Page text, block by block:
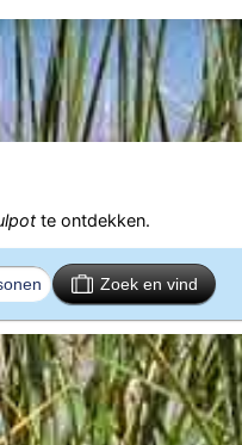
te ontdekken.
Zoek en vind